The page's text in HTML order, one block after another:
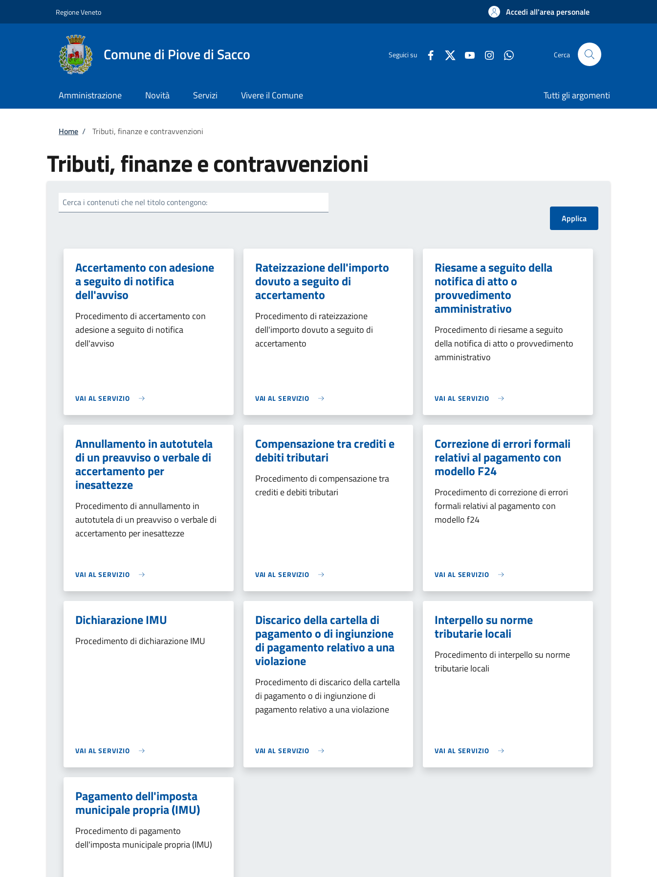
Regione Veneto Accedi all'area personale
Comune di Piove di Sacco Seguici su Cerca
Amministrazione Novità Servizi Vivere il Comune Tutti gli argomenti
Briciole di pane
Home / Tributi, finanze e contravvenzioni
Tributi, finanze e contravvenzioni
Cerca i contenuti che nel titolo contengono:
Accertamento con adesione
a seguito di notifica
dell'avviso
Procedimento di accertamento con
adesione a seguito di notifica
dell'avviso
VAI AL SERVIZIO
Rateizzazione dell'importo
dovuto a seguito di
accertamento
Procedimento di rateizzazione
dell'importo dovuto a seguito di
accertamento
VAI AL SERVIZIO
Riesame a seguito della
notifica di atto o
provvedimento
amministrativo
Procedimento di riesame a seguito
della notifica di atto o provvedimento
amministrativo
VAI AL SERVIZIO
Annullamento in autotutela
di un preavviso o verbale di
accertamento per
inesattezze
Procedimento di annullamento in
autotutela di un preavviso o verbale di
accertamento per inesattezze
VAI AL SERVIZIO
Compensazione tra crediti e
debiti tributari
Procedimento di compensazione tra
crediti e debiti tributari
VAI AL SERVIZIO
Correzione di errori formali
relativi al pagamento con
modello F24
Procedimento di correzione di errori
formali relativi al pagamento con
modello f24
VAI AL SERVIZIO
Dichiarazione IMU
Procedimento di dichiarazione IMU
VAI AL SERVIZIO
Discarico della cartella di
pagamento o di ingiunzione
di pagamento relativo a una
violazione
Procedimento di discarico della cartella
di pagamento o di ingiunzione di
pagamento relativo a una violazione
VAI AL SERVIZIO
Interpello su norme
tributarie locali
Procedimento di interpello su norme
tributarie locali
VAI AL SERVIZIO
Pagamento dell'imposta
municipale propria (IMU)
Procedimento di pagamento
dell'imposta municipale propria (IMU)